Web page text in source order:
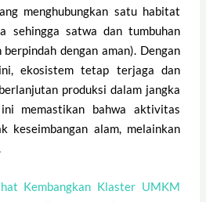
menghubungkan satu habitat
sehingga satwa dan tumbuhan
dengan aman). Dengan
ekosistem tetap terjaga dan
produksi dalam jangka
memastikan bahwa aktivitas
keseimbangan alam, melainkan
Kembangkan Klaster UMKM